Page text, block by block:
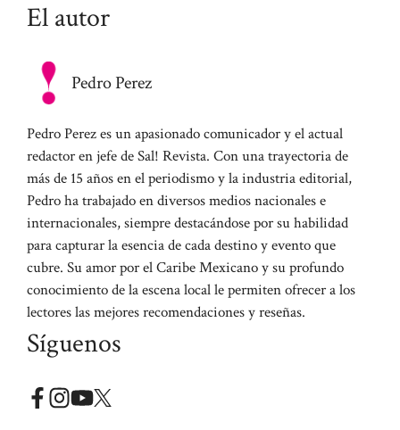
El autor
Pedro Perez
Pedro Perez es un apasionado comunicador y el actual
redactor en jefe de Sal! Revista. Con una trayectoria de
más de 15 años en el periodismo y la industria editorial,
Pedro ha trabajado en diversos medios nacionales e
internacionales, siempre destacándose por su habilidad
para capturar la esencia de cada destino y evento que
cubre. Su amor por el Caribe Mexicano y su profundo
conocimiento de la escena local le permiten ofrecer a los
lectores las mejores recomendaciones y reseñas.
Síguenos